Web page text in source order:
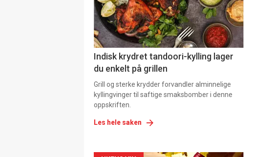
Indisk krydret tandoori-kylling lager
du enkelt på grillen
Grill og sterke krydder forvandler alminnelige
kyllingvinger til saftige smaksbomber i denne
oppskriften.
Les hele saken